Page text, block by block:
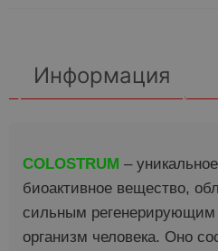
Информация
COLOSTRUM –
биоактивное вещество,
сильным регенерирующим
организм человека. Оно